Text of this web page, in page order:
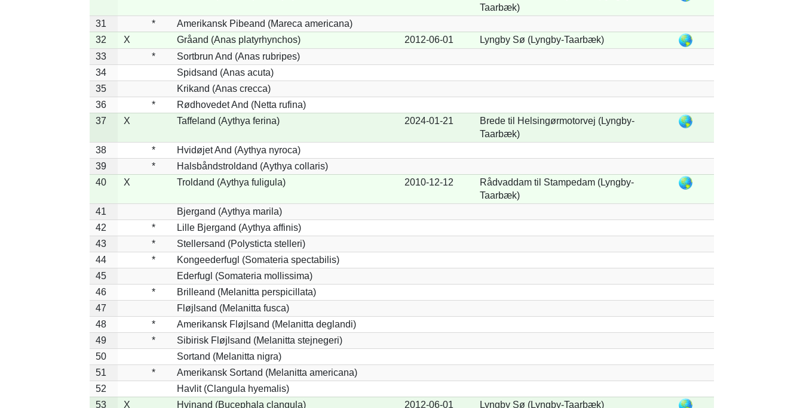
Taarbæk)
31
*
Amerikansk Pibeand (Mareca americana)
32
X Gråand (Anas platyrhynchos) 2012-06-01
Lyngby Sø (Lyngby-Taarbæk)
33
*
Sortbrun And (Anas rubripes)
34
Spidsand (Anas acuta)
35
Krikand (Anas crecca)
36
*
Rødhovedet And (Netta rufina)
37
X Taffeland (Aythya ferina) 2024-01-21
Brede til Helsingørmotorvej (Lyngby-
Taarbæk)
38
*
Hvidøjet And (Aythya nyroca)
39
*
Halsbåndstroldand (Aythya collaris)
40
X Troldand (Aythya fuligula) 2010-12-12
Rådvaddam til Stampedam (Lyngby-
Taarbæk)
41
Bjergand (Aythya marila)
42
*
Lille Bjergand (Aythya affinis)
43
*
Stellersand (Polysticta stelleri)
44
*
Kongeederfugl (Somateria spectabilis)
45
Ederfugl (Somateria mollissima)
46
*
Brilleand (Melanitta perspicillata)
47
Fløjlsand (Melanitta fusca)
48
*
Amerikansk Fløjlsand (Melanitta deglandi)
49
*
Sibirisk Fløjlsand (Melanitta stejnegeri)
50
Sortand (Melanitta nigra)
51
*
Amerikansk Sortand (Melanitta americana)
52
Havlit (Clangula hyemalis)
53
X Hvinand (Bucephala clangula) 2012-06-01
Lyngby Sø (Lyngby-Taarbæk)